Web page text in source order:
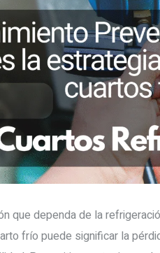
que dependa de la
frío puede significar la